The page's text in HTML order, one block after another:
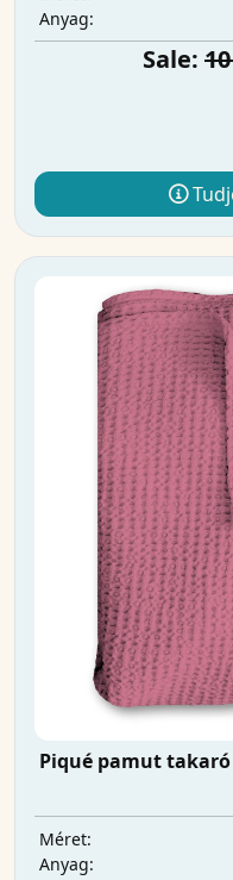
Anyag:
Sale:
Piqué pamut takaró
Méret:
Anyag: